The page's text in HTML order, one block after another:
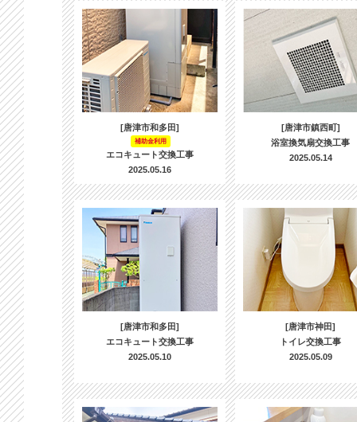
[唐津市和多田]
補助金利用
エコキュート交換工事
2025.05.16
[唐津市鎮西町]
浴室換気扇交換工事
2025.05.14
[唐津市和多田]
エコキュート交換工事
2025.05.10
[唐津市神田]
トイレ交換工事
2025.05.09